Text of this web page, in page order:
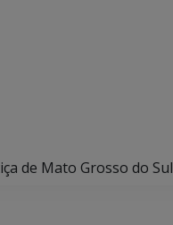
de Mato Grosso do Sul